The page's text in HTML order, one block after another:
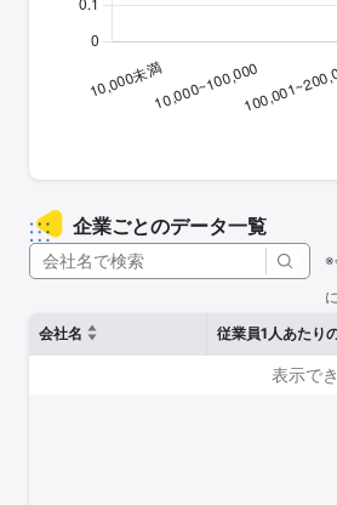
企業ごとのデータ一覧
※
会社名
従業員1人あたり
表示で